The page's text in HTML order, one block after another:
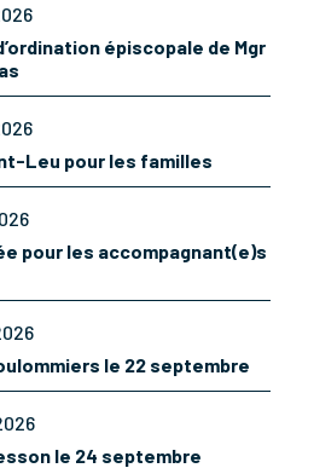
épiscopale de Mgr
Leu pour les familles
pour les accompagnant(e)s
le 22 septembre
le 24 septembre